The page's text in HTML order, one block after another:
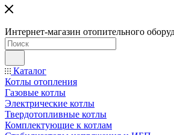
Интернет-магазин отопительного
Каталог
Котлы отопления
Газовые котлы
Электрические котлы
Твердотопливные котлы
Комплектующие к котлам